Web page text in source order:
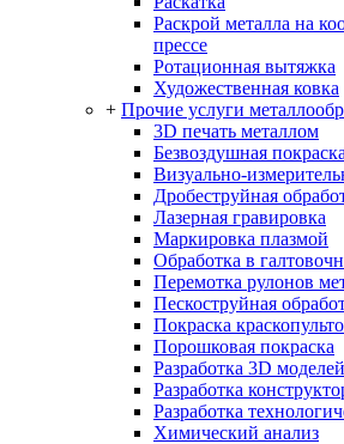
Раскрой металла на
прессе
Ротационная вытяжка
Художественная ковка
+ Прочие услуги
3D печать металлом
Безвоздушная покраска
Визуально-
Дробеструйная
Лазерная гравировка
Маркировка плазмой
Обработка в
Перемотка рулонов
Пескоструйная
Покраска
Порошковая покраска
Разработка 3D
Разработка
Разработка
Химический анализ